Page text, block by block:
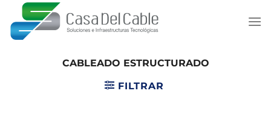
Saltar
contenido
CABLEADO ESTRUCTURADO
FILTRAR